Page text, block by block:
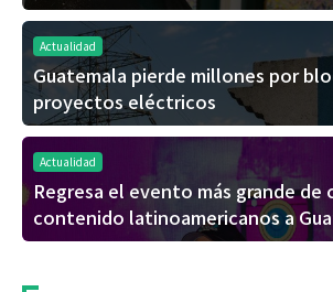
Actualidad
Guatemala pierde millones por
proyectos eléctricos
Actualidad
Regresa el evento más grande de
contenido latinoamericanos a